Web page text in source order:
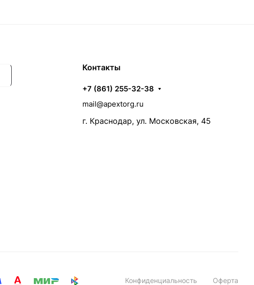
Контакты
+7 (861) 255-32-38
mail@apextorg.ru
г. Краснодар, ул. Московская, 45
Конфиденциальность Оферта